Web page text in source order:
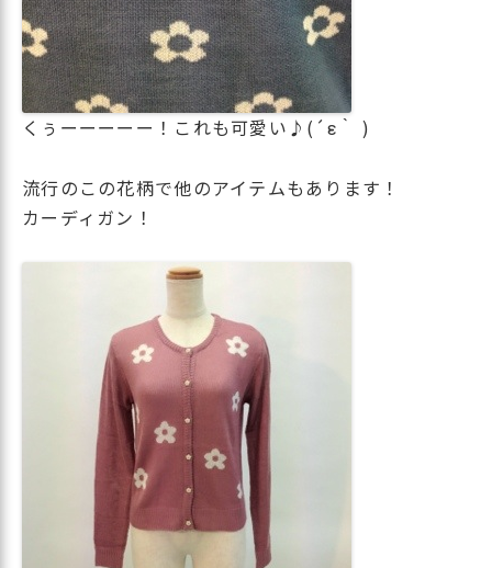
くぅーーーーー！これも可愛い♪(´ε｀ )
流行のこの花柄で他のアイテムもあります！
カーディガン！